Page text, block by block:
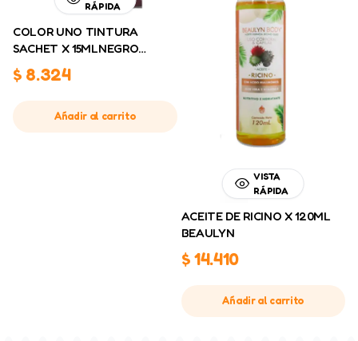
RÁPIDA
COLOR UNO TINTURA
SACHET X 15MLNEGRO
OSCURO
$ 8.324
Añadir al carrito
VISTA
RÁPIDA
ACEITE DE RICINO X 120ML
BEAULYN
$14.410
Añadir al carrito